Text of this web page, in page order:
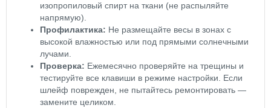
изопропиловый спирт на ткани (не распыляйте
напрямую).
Профилактика: Не размещайте весы в зонах с
высокой влажностью или под прямыми солнечными
лучами.
Проверка: Ежемесячно проверяйте на трещины и
тестируйте все клавиши в режиме настройки. Если
шлейф поврежден, не пытайтесь ремонтировать —
замените целиком.